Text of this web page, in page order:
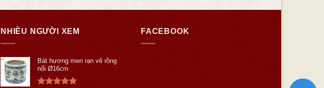
NHIỀU NGƯỜI XEM
Bát hương men rạn vẽ rồng
nổi Ø16cm
FACEBOOK